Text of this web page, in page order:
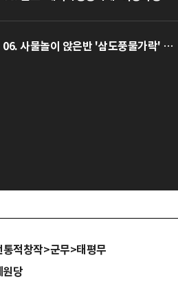
06. 사물놀이 앉은반 '삼도풍물가락' - 음향
적창작>군무>태평무
원당